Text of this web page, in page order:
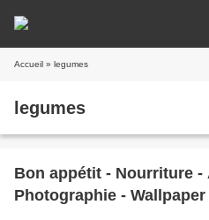
Accueil » legumes
legumes
Bon appétit - Nourriture -
Photographie - Wallpaper